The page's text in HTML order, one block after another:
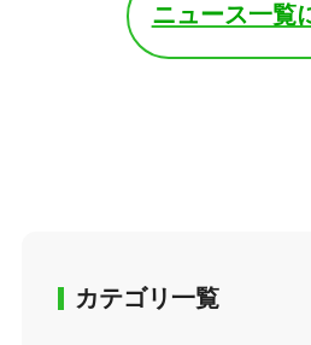
ニュース一覧
カテゴリ一覧